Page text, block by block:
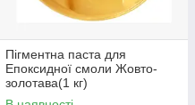
Пігментна паста для
Епоксидної смоли Жовто-
золотава(1 кг)